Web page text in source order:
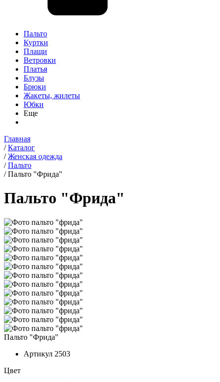
Пальто
Куртки
Плащи
Ветровки
Платья
Блузы
Брюки
Жакеты, жилеты
Юбки
Еще
Главная
/ Каталог
/ Женская одежда
/ Пальто
/ Пальто "Фрида"
Пальто "Фрида"
Пальто "Фрида"
Артикул 2503
Цвет